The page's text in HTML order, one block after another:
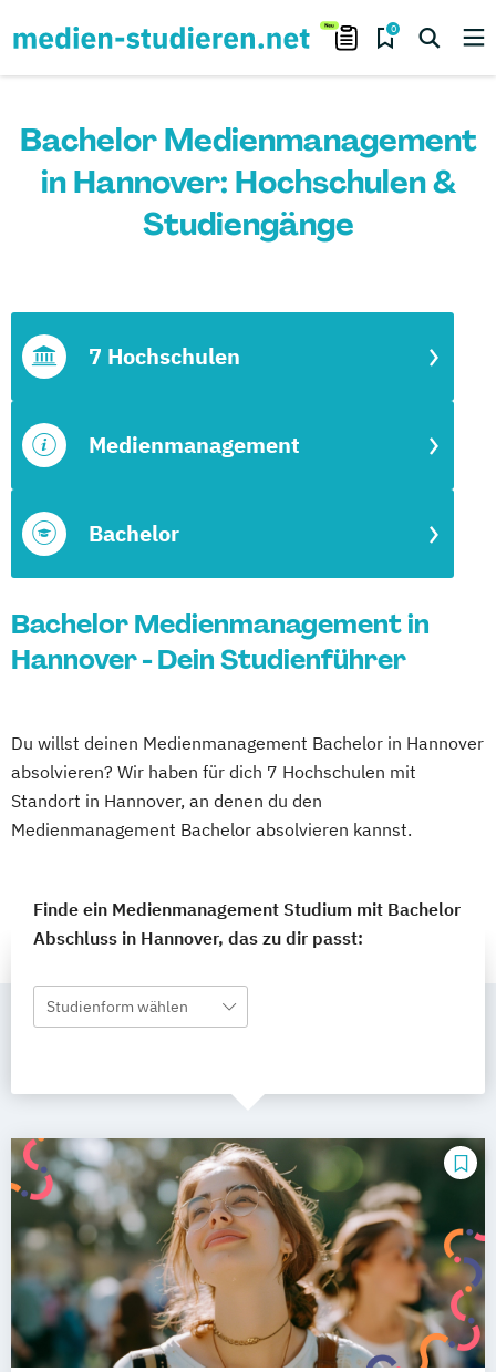
0
Bachelor Medienmanagement
in Hannover: Hochschulen &
Studiengänge
Bachelor
Medienmanagement
7 Hochschulen
Bachelor Medienmanagement in
Hannover - Dein Studienführer
Du willst deinen Medienmanagement Bachelor in Hannover
absolvieren? Wir haben für dich 7 Hochschulen mit
Standort in Hannover, an denen du den
Medienmanagement Bachelor absolvieren kannst.
Finde ein Medienmanagement Studium mit Bachelor
Abschluss in Hannover, das zu dir passt:
Studienform wählen